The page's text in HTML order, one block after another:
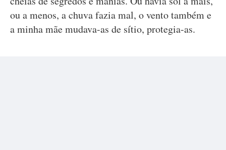
ou a menos, a chuva fazia mal, o vento também e
a minha mãe mudava-as de sítio, protegia-as.